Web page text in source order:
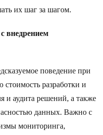
их шаг за шагом.
внедрением
поведение при
разработки и
и аудита решений, а также
данных. Важно с
мониторинга,